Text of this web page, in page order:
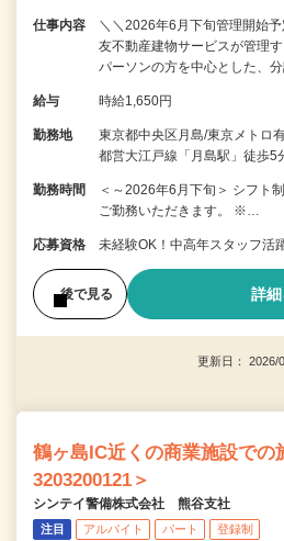
仕事内容
＼＼2026年6月下旬管理開始
友不動産建物サービスが管理
パーソンの方を中心とした、
給与 時給1,650円
勤務地
東京都中央区月島/東京メトロ
都営大江戸線「月島駅」徒歩5
勤務時間
＜～2026年6月下旬＞ シフト
ご勤務いただきます。 ※…
応募資格 未経験OK！中高年スタッフ活
後で見る 詳
更新日：
鶴ヶ島IC近くの商業施設での
3203200121＞
シンテイ警備株式会社 熊谷支社
注目 アルバイト パート 登録制